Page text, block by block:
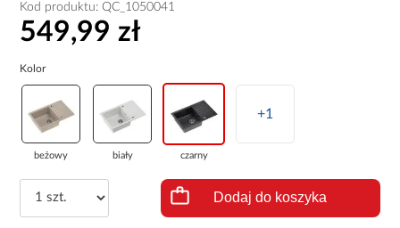
Kod produktu:QC_1050041
549,99 zł
Kolor
beżowy biały czarny
+1
Dodaj do koszyka